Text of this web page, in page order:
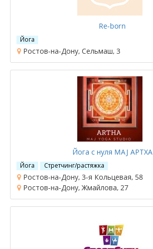
Re-born
Йога
Ростов-на-Дону, Сельмаш, 3
Йога с нуля MAJ АРТХА
Йога Стретчинг/растяжка
Ростов-на-Дону, 3-я Кольцевая, 58
Ростов-на-Дону, Жмайлова, 27